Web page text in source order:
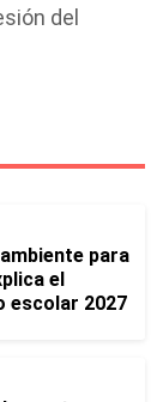
del
para
el
escolar 2027